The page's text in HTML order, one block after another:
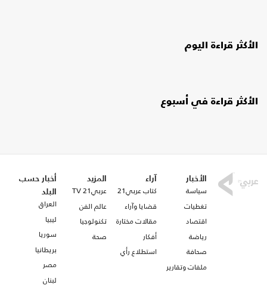
الأكثر قراءة اليوم
الأكثر قراءة في أسبوع
الأخبار
سياسة
تغطيات
اقتصاد
رياضة
صحافة
ملفات وتقارير
آراء
كتاب عربي21
قضايا وآراء
مقالات مختارة
أفكار
استطلاع رأي
المزيد
عربي21 TV
عالم الفن
تكنولوجيا
صحة
أخبار حسب
البلد
العراق
ليبيا
سوريا
بريطانيا
مصر
لبنان